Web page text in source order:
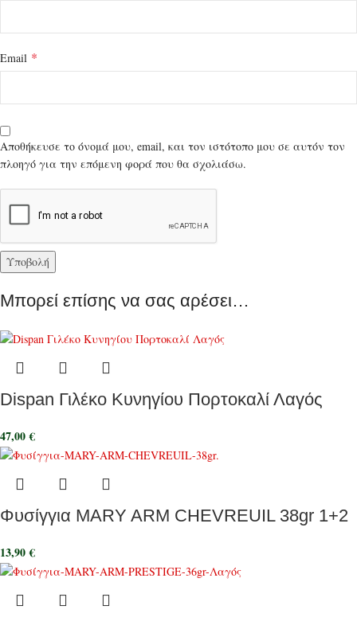
Email *
Αποθήκευσε το όνομά μου, email, και τον ιστότοπο μου σε αυτόν τον
πλοηγό για την επόμενη φορά που θα σχολιάσω.
Μπορεί επίσης να σας αρέσει…
Dispan Γιλέκο Κυνηγίου Πορτοκαλί Λαγός
47,00€
Φυσίγγια MARY ARM CHEVREUIL 38gr 1+2
13,90€